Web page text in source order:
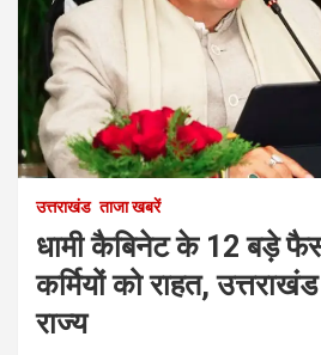
उत्तराखंड ताजा खबरें
धामी कैबिनेट के 12 बड़े
कर्मियों को राहत, उत्तराखंड
राज्य